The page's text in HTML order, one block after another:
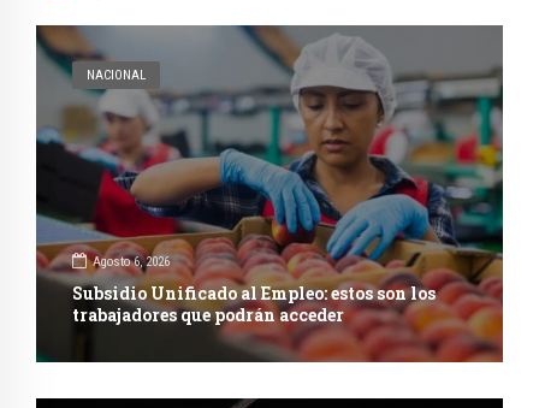
NACIONAL
Agosto 6, 2026
Subsidio Unificado al Empleo: estos son los
trabajadores que podrán acceder